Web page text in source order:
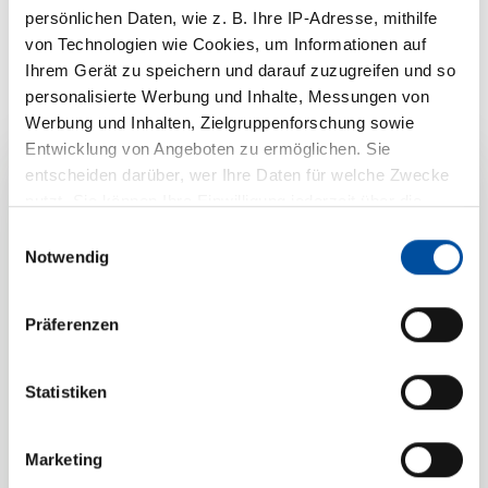
persönlichen Daten, wie z. B. Ihre IP-Adresse, mithilfe
von Technologien wie Cookies, um Informationen auf
Ihrem Gerät zu speichern und darauf zuzugreifen und so
personalisierte Werbung und Inhalte, Messungen von
Werbung und Inhalten, Zielgruppenforschung sowie
Entwicklung von Angeboten zu ermöglichen. Sie
entscheiden darüber, wer Ihre Daten für welche Zwecke
Trigger Symbol ändern oder widerrufen
Informationen über Ihre geografische Lage erfassen,
Ihr Gerät durch aktives Scannen nach bestimmten
Erfahren Sie mehr darüber, wie Ihre persönlichen Daten
verarbeitet werden, und legen Sie Ihre Präferenzen im
Notwendig
Präferenzen
Statistiken
Marketing
Ihre
Produktanfrage zu
Flachdichtungen
darauf, Ihr Anliegen zu